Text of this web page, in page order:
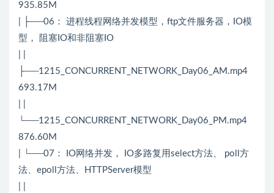
935.85M
| ├──06： 进程线程网络并发模型，ftp文件服务器，IO模
型， 阻塞IO和非阻塞IO
├──1215_CONCURRENT_NETWORK_Day06_AM.mp4
693.17M
└──1215_CONCURRENT_NETWORK_Day06_PM.mp4
876.60M
| └──07： IO网络并发， IO多路复用select方法、 poll方
法、epoll方法、HTTPServer模型